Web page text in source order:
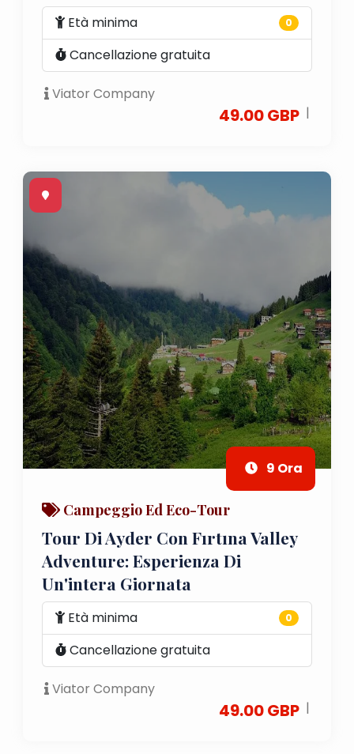
Età minima 0
Cancellazione gratuita
Viator Company
49.00 GBP |
9 Ora
Campeggio Ed Eco-Tour
Tour Di Ayder Con Fırtına Valley
Adventure: Esperienza Di
Un'intera Giornata
Età minima 0
Cancellazione gratuita
Viator Company
49.00 GBP |